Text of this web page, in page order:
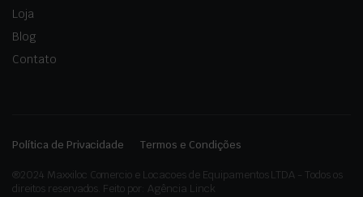
Loja
Blog
Contato
Política de Privacidade Termos e Condições
®2024 Maxxiloc Comercio e Locacoes de Equipamentos LTDA - Todos os
direitos reservados. Feito por: Agência Linck